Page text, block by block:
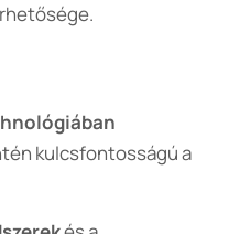
kulcsfontosságú a